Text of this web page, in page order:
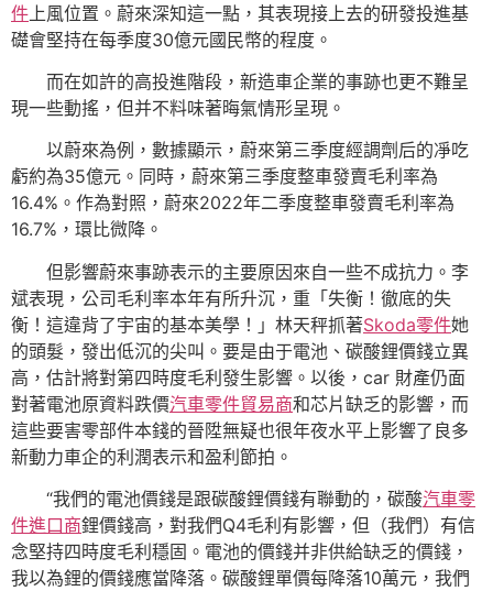
件 上風位置。蔚來深知這一點，其表現接上去的研發投進基
礎會堅持在每季度30億元國民幣的程度。
而在如許的高投進階段，新造車企業的事跡也更不難呈
現一些動搖，但并不料味著晦氣情形呈現。
以蔚來為例，數據顯示，蔚來第三季度經調劑后的凈吃
虧約為35億元。同時，蔚來第三季度整車發賣毛利率為
16.4%。作為對照，蔚來2022年二季度整車發賣毛利率為
16.7%，環比微降。
但影響蔚來事跡表示的主要原因來自一些不成抗力。李
斌表現，公司毛利率本年有所升沉，重「失衡！徹底的失
衡！這違背了宇宙的基本美學！」林天秤抓著Skoda零件她
的頭髮，發出低沉的尖叫。要是由于電池、碳酸鋰價錢立異
高，估計將對第四時度毛利發生影響。以後，car 財產仍面
對著電池原資料跌價汽車零件貿易商和芯片缺乏的影響，而
這些要害零部件本錢的晉陞無疑也很年夜水平上影響了良多
新動力車企的利潤表示和盈利節拍。
“我們的電池價錢是跟碳酸鋰價錢有聯動的，碳酸汽車零
件進口商鋰價錢高，對我們Q4毛利有影響，但（我們）有信
念堅持四時度毛利穩固。電池的價錢并非供給缺乏的價錢，
我以為鋰的價錢應當降落。碳酸鋰單價每降落10萬元，我們